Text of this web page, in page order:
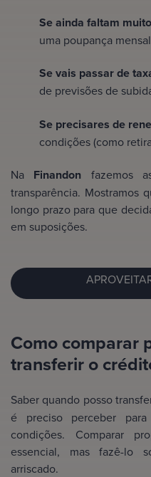
Se ainda faltam
uma poupança
Se vais passar de
de previsões de
Se precisares de
condições (como
Na Finandon fazemos
transparência. Mostramos
longo prazo para que
em suposições.
Como comparar
transferir o
Saber quando posso
é preciso perceber
condições. Comparar
essencial, mas fazê-lo
arriscado.